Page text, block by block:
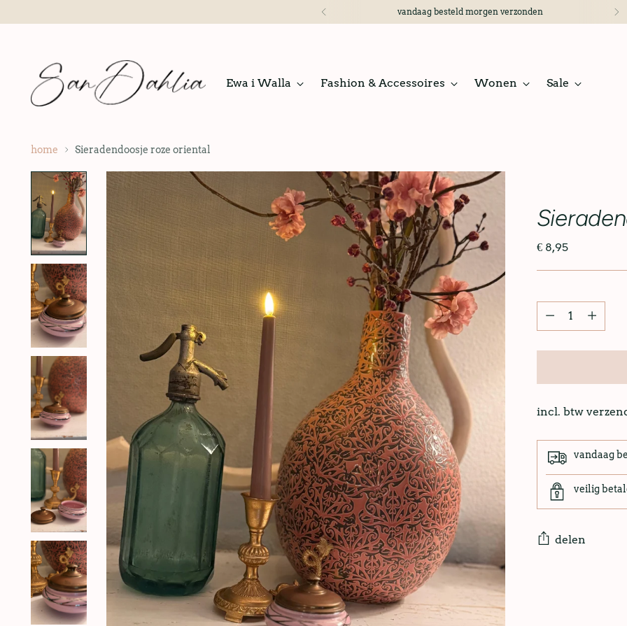
vandaag besteld morgen verzonden
Ewa i Walla Fashion & Accessoires Wonen Sale
home Sieradendoosje roze oriental
€ 8,95
incl. btw
vandaag
veilig
delen